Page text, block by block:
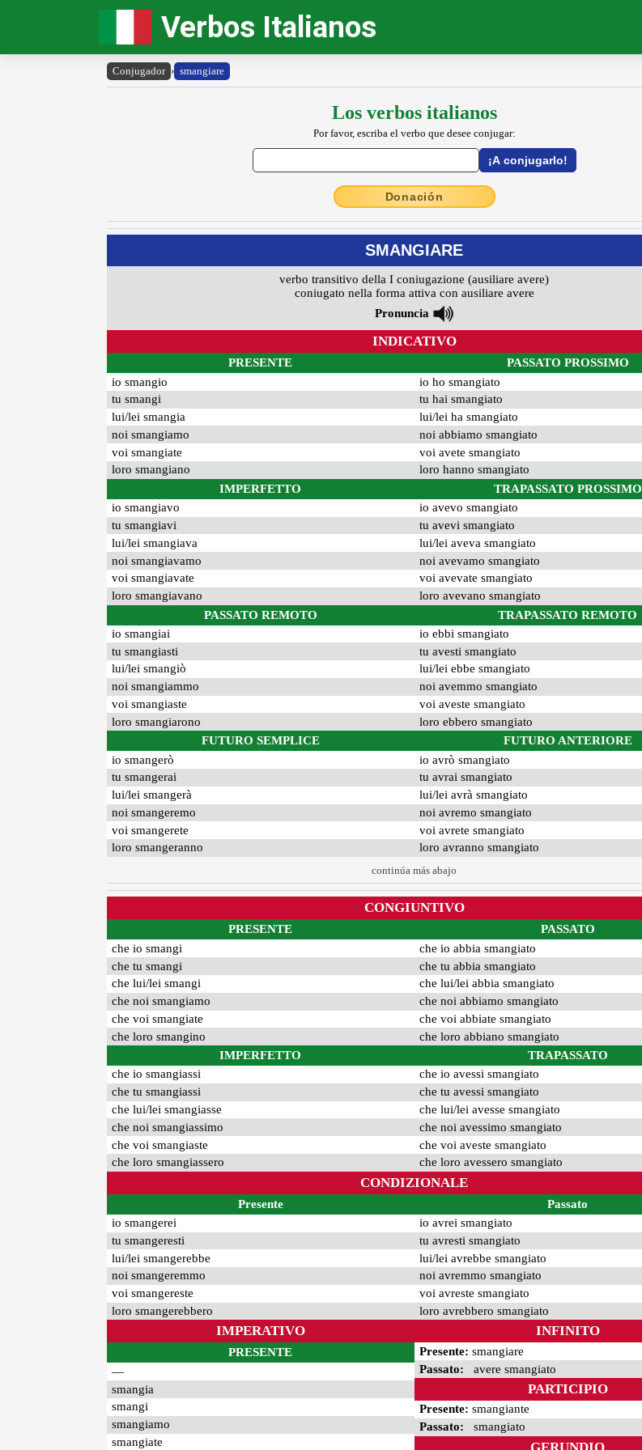
Verbos Italianos
Conjugador › smangiare
Los verbos italianos
Por favor, escriba el verbo que desee conjugar:
Donación
SMANGIARE
verbo transitivo della I coniugazione (ausiliare avere)
coniugato nella forma attiva con ausiliare avere
Pronuncia
INDICATIVO
PRESENTE
io smangio
tu smangi
lui/lei smangia
noi smangiamo
voi smangiate
loro smangiano
IMPERFETTO
io smangiavo
tu smangiavi
lui/lei smangiava
noi smangiavamo
voi smangiavate
loro smangiavano
PASSATO REMOTO
io smangiai
tu smangiasti
lui/lei smangiò
noi smangiammo
voi smangiaste
loro smangiarono
FUTURO SEMPLICE
io smangerò
tu smangerai
lui/lei smangerà
noi smangeremo
voi smangerete
loro smangeranno
PASSATO PROSSIMO
io ho smangiato
tu hai smangiato
lui/lei ha smangiato
noi abbiamo smangiato
voi avete smangiato
loro hanno smangiato
TRAPASSATO PROSSIMO
io avevo smangiato
tu avevi smangiato
lui/lei aveva smangiato
noi avevamo smangiato
voi avevate smangiato
loro avevano smangiato
TRAPASSATO REMOTO
io ebbi smangiato
tu avesti smangiato
lui/lei ebbe smangiato
noi avemmo smangiato
voi aveste smangiato
loro ebbero smangiato
FUTURO ANTERIORE
io avrò smangiato
tu avrai smangiato
lui/lei avrà smangiato
noi avremo smangiato
voi avrete smangiato
loro avranno smangiato
continúa más abajo
CONGIUNTIVO
PRESENTE
che io smangi
che tu smangi
che lui/lei smangi
che noi smangiamo
che voi smangiate
che loro smangino
IMPERFETTO
che io smangiassi
che tu smangiassi
che lui/lei smangiasse
che noi smangiassimo
che voi smangiaste
che loro smangiassero
PASSATO
che io abbia smangiato
che tu abbia smangiato
che lui/lei abbia smangiato
che noi abbiamo smangiato
che voi abbiate smangiato
che loro abbiano smangiato
TRAPASSATO
che io avessi smangiato
che tu avessi smangiato
che lui/lei avesse smangiato
che noi avessimo smangiato
che voi aveste smangiato
che loro avessero smangiato
CONDIZIONALE
Presente
io smangerei
tu smangeresti
lui/lei smangerebbe
noi smangeremmo
voi smangereste
loro smangerebbero
Passato
io avrei smangiato
tu avresti smangiato
lui/lei avrebbe smangiato
noi avremmo smangiato
voi avreste smangiato
loro avrebbero smangiato
IMPERATIVO
PRESENTE
—
smangia
smangi
smangiamo
smangiate
INFINITO
Presente: smangiare
Passato: avere smangiato
PARTICIPIO
Presente: smangiante
Passato: smangiato
GERUNDIO